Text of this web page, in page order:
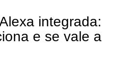
integrada:
e se vale a